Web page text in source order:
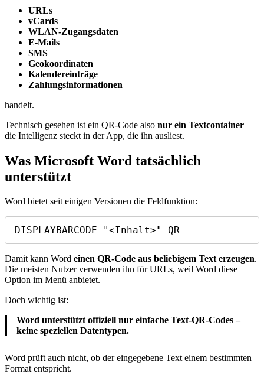
URLs
vCards
WLAN‑Zugangsdaten
E‑Mails
SMS
Geokoordinaten
Kalendereinträge
Zahlungsinformationen
handelt.
Technisch gesehen ist ein QR‑Code also nur ein Textcontainer –
die Intelligenz steckt in der App, die ihn ausliest.
Was Microsoft Word tatsächlich
unterstützt
Word bietet seit einigen Versionen die Feldfunktion:
DISPLAYBARCODE "<Inhalt>" QR
Damit kann Word einen QR‑Code aus beliebigem Text erzeugen.
Die meisten Nutzer verwenden ihn für URLs, weil Word diese
Option im Menü anbietet.
Doch wichtig ist:
Word unterstützt offiziell nur einfache Text‑QR‑Codes –
keine speziellen Datentypen.
Word prüft auch nicht, ob der eingegebene Text einem bestimmten
Format entspricht.